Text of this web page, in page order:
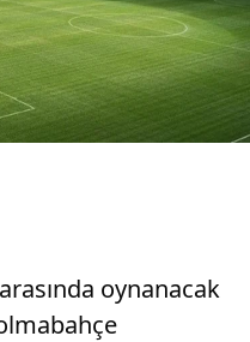
oynanacak